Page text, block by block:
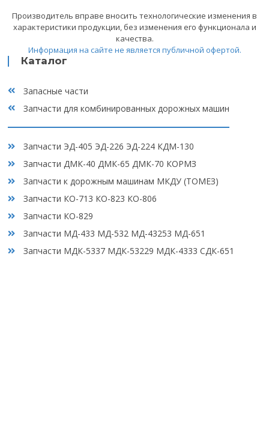
Вакансии
Отзывы
обработку персональных данных, а также с политикой
конфиденциальности
Каталог
Запасные части
Запчасти для комбинированных дорожных машин
Запчасти ЭД-405 ЭД-226 ЭД-224 КДМ-130
Запчасти ДМК-40 ДМК-65 ДМК-70 КОРМЗ
Запчасти к дорожным машинам МКДУ (ТОМЕЗ)
Запчасти КО-713 КО-823 КО-806
Запчасти КО-829
Запчасти МД-433 МД-532 МД-43253 МД-651
Запчасти МДК-5337 МДК-53229 МДК-4333 СДК-651
Производитель вправе вносить технологические изменения в
характеристики продукции, без изменения его функционала и
качества.
Информация на сайте не является публичной офертой.